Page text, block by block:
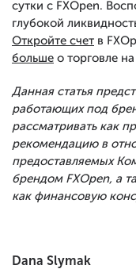
сутки с FXOpen.
глубокой
Откройте счет в
больше о торговле
Данная статья
работающих под
рассматривать как
рекомендацию в
предоставляемых
брендом FXOpen, а
как финансовую
Dana Slymak